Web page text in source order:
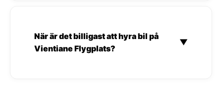
När är det billigast att hyra bil på
Vientiane Flygplats?
▼